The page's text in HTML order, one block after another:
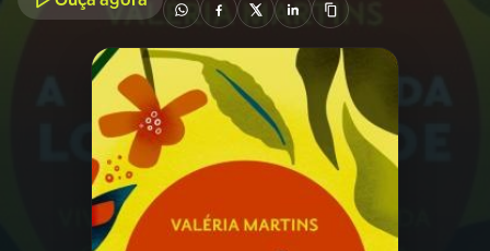
02A RÁDIO
PROGRAMAÇÃO
PROGRAMAS
PODCASTS